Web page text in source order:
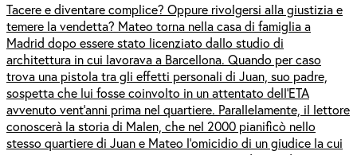
Tacere e diventare complice? Oppure rivolgersi alla giustizia e
temere la vendetta? Mateo torna nella casa di famiglia a
Madrid dopo essere stato licenziato dallo studio di
architettura in cui lavorava a Barcellona. Quando per caso
trova una pistola tra gli effetti personali di Juan, suo padre,
sospetta che lui fosse coinvolto in un attentato dell’ETA
avvenuto vent’anni prima nel quartiere. Parallelamente, il lettore
conoscerà la storia di Malen, che nel 2000 pianificò nello
stesso quartiere di Juan e Mateo l’omicidio di un giudice la cui